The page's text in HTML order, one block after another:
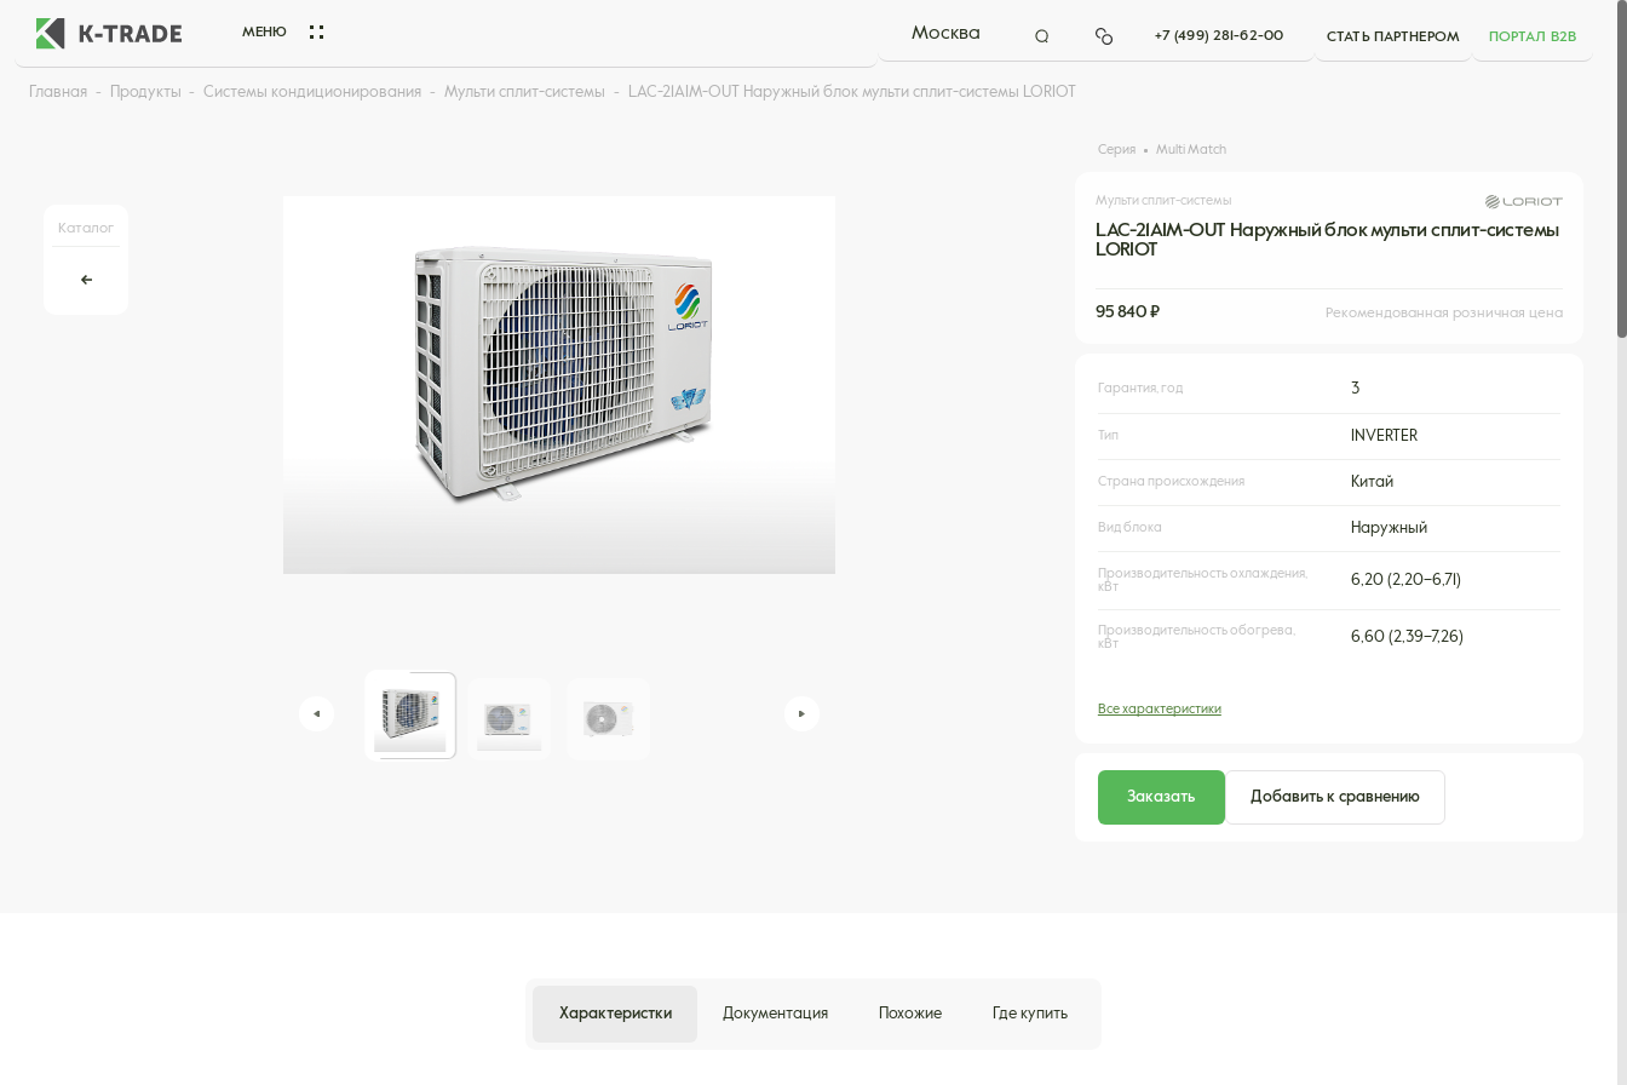
МЕНЮ Москва +7 (499) 281-62-00 СТАТЬ ПАРТНЕРОМ ПОРТАЛ B2B
Главная Продукты Системы кондиционирования Мульти сплит-системы LAC-21AIM-OUT Наружный блок мульти сплит-системы LORIOT
Каталог
Серия Multi Match
Мульти сплит-системы
LAC-21AIM-OUT Наружный блок мульти сплит-системы
LORIOT
95 840 ₽ Рекомендованная розничная цена
Гарантия, год 3
Тип INVERTER
Страна происхождения Китай
Вид блока Наружный
Производительность охлаждения,
кВт
6,20 (2,20–6,71)
Производительность обогрева,
кВт
6,60 (2,39–7,26)
Все характеристики
Заказать Добавить к сравнению
Характеристки Документация Похожие Где купить